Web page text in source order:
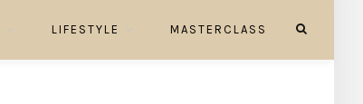
LIFESTYLE MASTERCLASS